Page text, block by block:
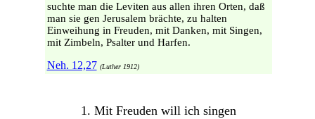
suchte man die Leviten aus allen ihren Orten, daß
man sie gen Jerusalem brächte, zu halten
Einweihung in Freuden, mit Danken, mit Singen,
mit Zimbeln, Psalter und Harfen.
Neh. 12,27 (Luther 1912)
1. Mit Freuden will ich singen